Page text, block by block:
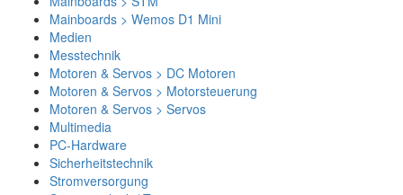
Mainboards > Wemos D1 Mini
Medien
Messtechnik
Motoren & Servos > DC Motoren
Motoren & Servos > Motorsteuerung
Motoren & Servos > Servos
Multimedia
PC-Hardware
Sicherheitstechnik
Stromversorgung